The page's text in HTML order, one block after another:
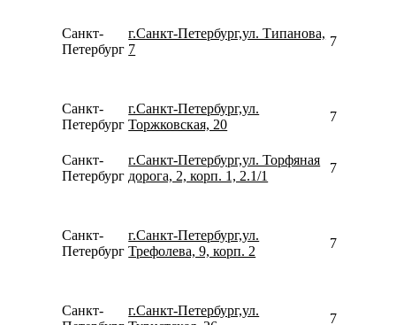
Санкт-
Петербург
г.Санкт-Петербург,ул. Типанова,
7
Санкт-
Петербург
г.Санкт-Петербург,ул.
Торжковская, 20
Санкт-
Петербург
г.Санкт-Петербург,ул. Торфяная
дорога, 2, корп. 1, 2.1/1
Санкт-
Петербург
г.Санкт-Петербург,ул.
Трефолева, 9, корп. 2
Санкт-
г.Санкт-Петербург,ул.